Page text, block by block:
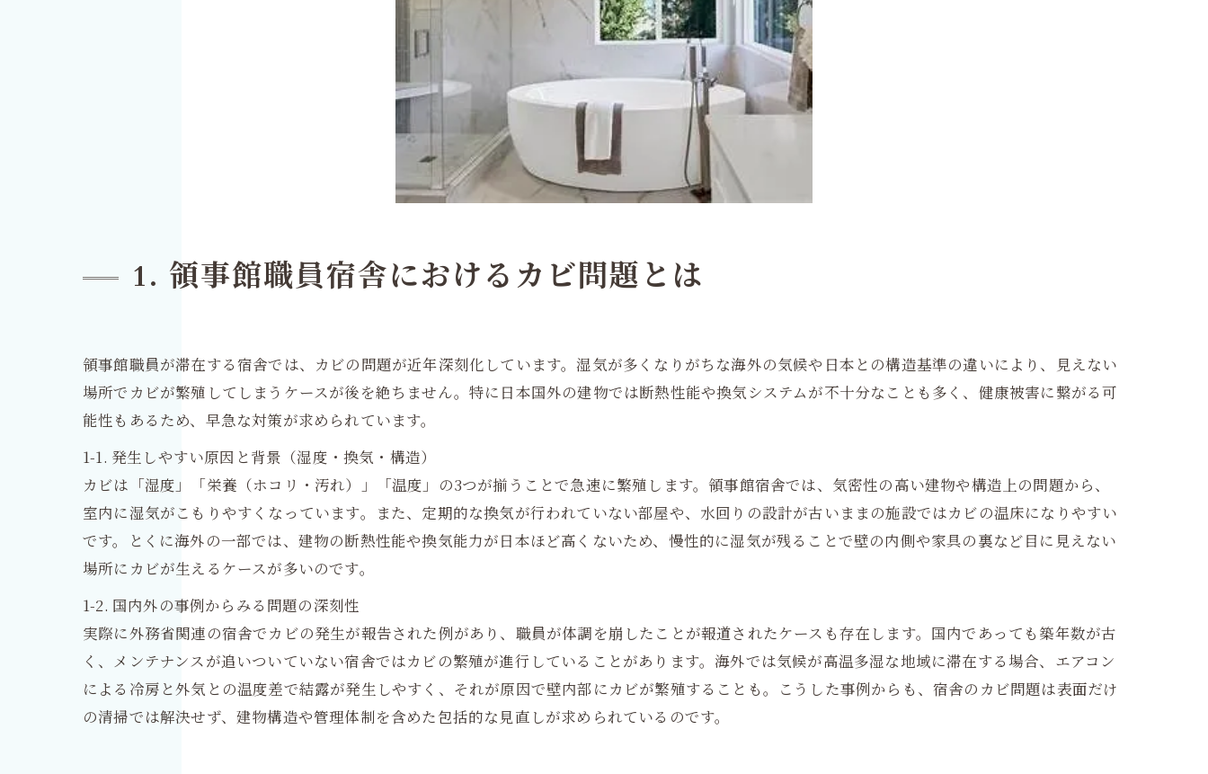
1. 領事館職員宿舎におけるカビ問題とは
領事館職員が滞在する宿舎では、カビの問題が近年深刻化しています。湿気が多くなりがちな海外の気候や日本との構造基準の違いにより、見えない
場所でカビが繁殖してしまうケースが後を絶ちません。特に日本国外の建物では断熱性能や換気システムが不十分なことも多く、健康被害に繋がる可
能性もあるため、早急な対策が求められています。
1-1. 発生しやすい原因と背景（湿度・換気・構造）
カビは「湿度」「栄養（ホコリ・汚れ）」「温度」の3つが揃うことで急速に繁殖します。領事館宿舎では、気密性の高い建物や構造上の問題から、
室内に湿気がこもりやすくなっています。また、定期的な換気が行われていない部屋や、水回りの設計が古いままの施設ではカビの温床になりやすい
です。とくに海外の一部では、建物の断熱性能や換気能力が日本ほど高くないため、慢性的に湿気が残ることで壁の内側や家具の裏など目に見えない
場所にカビが生えるケースが多いのです。
1-2. 国内外の事例からみる問題の深刻性
実際に外務省関連の宿舎でカビの発生が報告された例があり、職員が体調を崩したことが報道されたケースも存在します。国内であっても築年数が古
く、メンテナンスが追いついていない宿舎ではカビの繁殖が進行していることがあります。海外では気候が高温多湿な地域に滞在する場合、エアコン
による冷房と外気との温度差で結露が発生しやすく、それが原因で壁内部にカビが繁殖することも。こうした事例からも、宿舎のカビ問題は表面だけ
の清掃では解決せず、建物構造や管理体制を含めた包括的な見直しが求められているのです。